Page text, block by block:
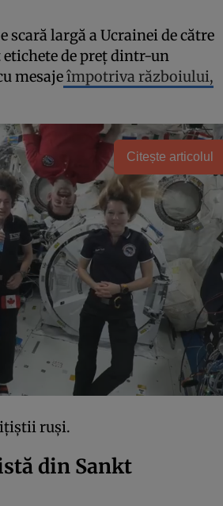
scară largă a Ucrainei de către
de preț dintr-un
mesajeîmpotriva războiului,
Citește articolul
ruși.
din Sankt